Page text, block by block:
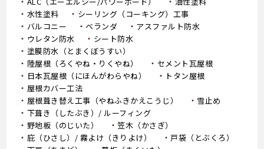
水性塗料
シーリング（コーキング）工事
バルコニー
ベランダ
アスファルト防水
ウレタン防水
シート防水
塗膜防水（とまくぼうすい）
陸屋根（ろくやね・りくやね）
セメント瓦屋根
日本瓦屋根（にほんがわらやね）
トタン屋根
屋根カバー工法
屋根葺き替え工事（やねふきかえこうじ）
雪止め
下葺き（したぶき）/ ルーフィング
野地板（のじいた）
笠木（かさぎ）
庇（ひさし）/ 霧よけ（きりよけ）
戸袋（とぶくろ）